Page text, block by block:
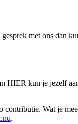
met ons dan
HIER kun je jezelf
contributie. Wat je
.